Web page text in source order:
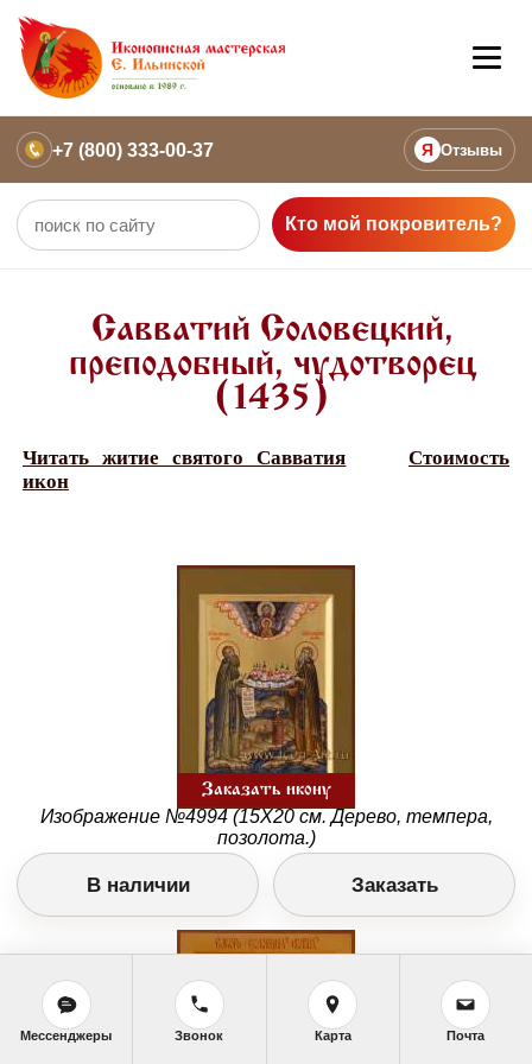
+7 (800) 333-00-37 Я Отзывы
Кто мой покровитель?
Савватий Соловецкий,
преподобный, чудотворец
(1435)
Читать житие святого Савватия
Стоимость
икон
Заказать икону
Изображение №4994 (15Х20 см. Дерево, темпера,
позолота.)
В наличии Заказать
Мессенджеры Звонок Карта Почта